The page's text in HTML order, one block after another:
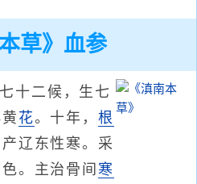
草》血参
十二候，生七
花。十年， 根
辽东性寒。采
。主治骨间 寒